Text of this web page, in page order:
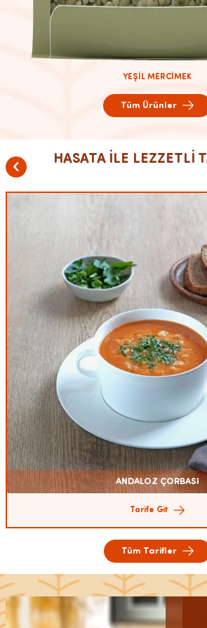
YEŞİL MERCİMEK
Tüm Ürünler
HASATA İLE LEZZETLİ
ANDALOZ ÇORBASI
Tarife Git
Tüm Tarifler